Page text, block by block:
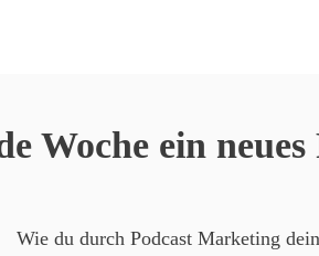
Woche ein
Wie du durch Podcast Marketing